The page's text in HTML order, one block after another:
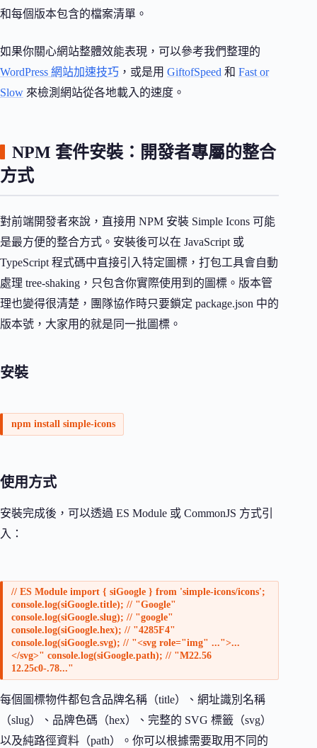
和每個版本包含的檔案清單。
如果你關心網站整體效能表現，可以參考我們整理的
WordPress 網站加速技巧 ，或是用 GiftofSpeed 和 Fast or
Slow 來檢測網站從各地載入的速度。
NPM 套件安裝：開發者專屬的整合
方式
對前端開發者來說，直接用 NPM 安裝 Simple Icons 可能
是最方便的整合方式。安裝後可以在 JavaScript 或
TypeScript 程式碼中直接引入特定圖標，打包工具會自動
處理 tree-shaking，只包含你實際使用到的圖標。版本管
理也變得很清楚，團隊協作時只要鎖定 package.json 中的
版本號，大家用的就是同一批圖標。
安裝
npm install simple-icons
使用方式
安裝完成後，可以透過 ES Module 或 CommonJS 方式引
入：
// ES Module import { siGoogle } from 'simple-icons/icons';
console.log(siGoogle.title); // "Google"
console.log(siGoogle.slug); // "google"
console.log(siGoogle.hex); // "4285F4"
console.log(siGoogle.svg); // "<svg role="img" ...">...
</svg>" console.log(siGoogle.path); // "M22.56
12.25c0-.78..."
每個圖標物件都包含品牌名稱（title）、網址識別名稱
（slug）、品牌色碼（hex）、完整的 SVG 標籤（svg）
以及純路徑資料（path）。你可以根據需要取用不同的